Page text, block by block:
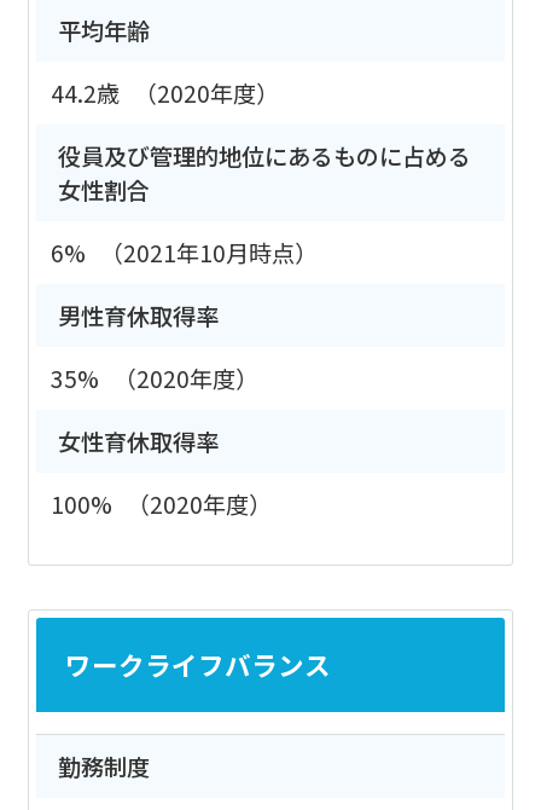
平均年齢
44.2歳
（2020年度）
役員及び管理的地位にあるものに占める
女性割合
6%
（2021年10月時点）
男性育休取得率
35%
（2020年度）
女性育休取得率
100%
（2020年度）
ワークライフバランス
勤務制度